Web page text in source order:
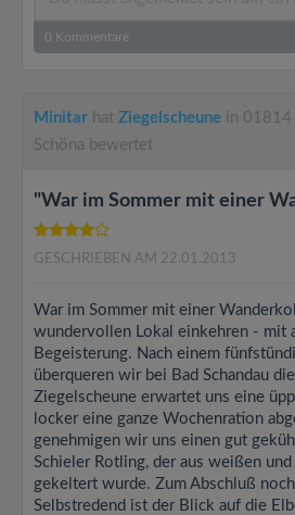
0 Kommentare
Minitar hat Ziegelscheune in 01814
Schöna bewertet
"War im Sommer mit einer
GESCHRIEBEN AM 22.01.2013
War im Sommer mit einer
wundervollen Lokal einkehren - mit
Begeisterung. Nach einem
überqueren wir bei Bad Schandau
Ziegelscheune erwartet uns eine
locker eine ganze Wochenration
genehmigen wir uns einen gut
Schieler Rotling, der aus weißen
gekeltert wurde. Zum Abschluß
Selbstredend ist der Blick auf die